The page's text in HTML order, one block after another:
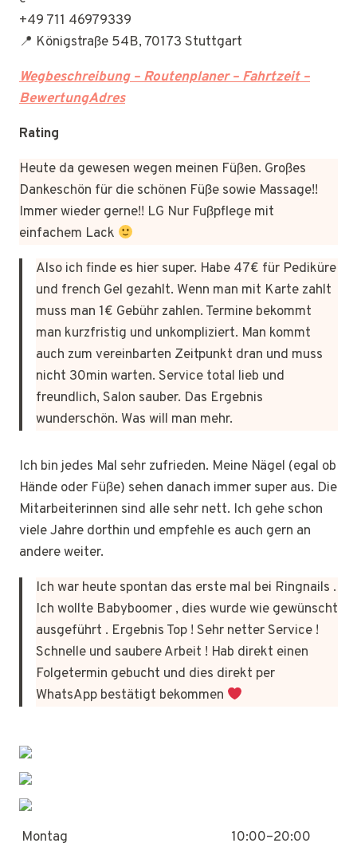
+49 711 46979339
📍 Königstraße 54B, 70173 Stuttgart
Wegbeschreibung – Routenplaner – Fahrtzeit –
BewertungAdres
Rating
Heute da gewesen wegen meinen Füßen. Großes
Dankeschön für die schönen Füße sowie Massage!!
Immer wieder gerne!! LG Nur Fußpflege mit
einfachem Lack
Also ich finde es hier super. Habe 47€ für Pediküre
und french Gel gezahlt. Wenn man mit Karte zahlt
muss man 1€ Gebühr zahlen. Termine bekommt
man kurzfristig und unkompliziert. Man kommt
auch zum vereinbarten Zeitpunkt dran und muss
nicht 30min warten. Service total lieb und
freundlich, Salon sauber. Das Ergebnis
wunderschön. Was will man mehr.
Ich bin jedes Mal sehr zufrieden. Meine Nägel (egal ob
Hände oder Füße) sehen danach immer super aus. Die
Mitarbeiterinnen sind alle sehr nett. Ich gehe schon
viele Jahre dorthin und empfehle es auch gern an
andere weiter.
Ich war heute spontan das erste mal bei Ringnails .
Ich wollte Babyboomer , dies wurde wie gewünscht
ausgeführt . Ergebnis Top ! Sehr netter Service !
Schnelle und saubere Arbeit ! Hab direkt einen
Folgetermin gebucht und dies direkt per
WhatsApp bestätigt bekommen
Montag
10:00–20:00